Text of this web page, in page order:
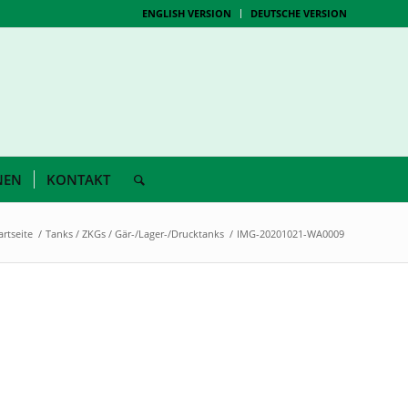
ENGLISH VERSION DEUTSCHE VERSION
KONTAKT
/ Tanks / ZKGs / Gär-/Lager-/Drucktanks / IMG-20201021-WA0009